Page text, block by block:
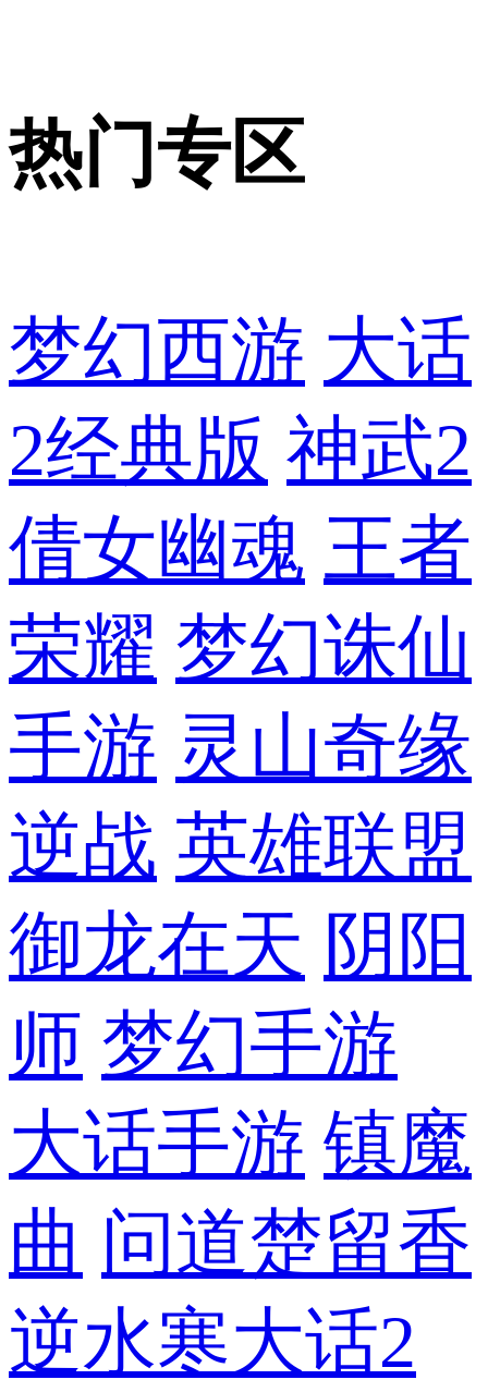
热门专区
梦幻西游 大话
2经典版 神武2
倩女幽魂 王者
荣耀 梦幻诛仙
手游 灵山奇缘
逆战 英雄联盟
御龙在天 阴阳
师 梦幻手游
大话手游 镇魔
曲 问道楚留香
逆水寒大话2